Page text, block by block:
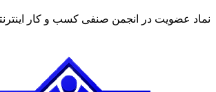
نماد عضویت در انجمن صنفی کسب و کار